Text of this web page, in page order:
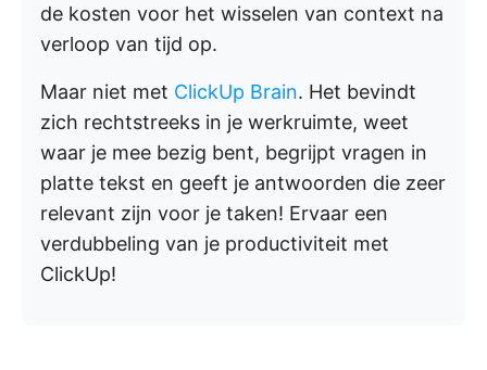
de kosten voor het wisselen van context na
verloop van tijd op.
Maar niet met ClickUp Brain. Het bevindt
zich rechtstreeks in je werkruimte, weet
waar je mee bezig bent, begrijpt vragen in
platte tekst en geeft je antwoorden die zeer
relevant zijn voor je taken! Ervaar een
verdubbeling van je productiviteit met
ClickUp!